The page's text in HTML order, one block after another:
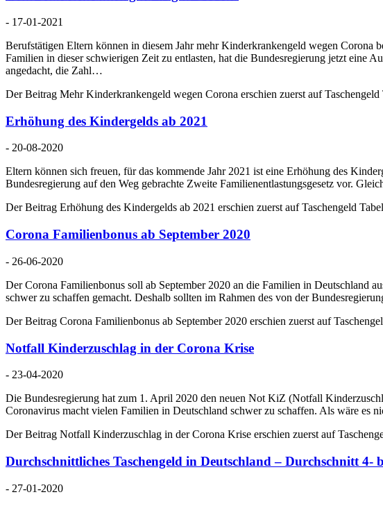
- 17-01-2021
Berufstätigen Eltern können in diesem Jahr mehr Kinderkrankengeld wegen
Familien in dieser schwierigen Zeit zu entlasten, hat die Bundesregierung jetzt eine
angedacht, die Zahl…
Der Beitrag Mehr Kinderkrankengeld wegen Corona erschien zuerst auf Taschengeld
Erhöhung des Kindergelds ab 2021
- 20-08-2020
Eltern können sich freuen, für das kommende Jahr 2021 ist eine Erhöhung des
Bundesregierung auf den Weg gebrachte Zweite Familienentlastungsgesetz vor.
Der Beitrag Erhöhung des Kindergelds ab 2021 erschien zuerst auf Taschengeld
Corona Familienbonus ab September 2020
- 26-06-2020
Der Corona Familienbonus soll ab September 2020 an die Familien in Deutschland
schwer zu schaffen gemacht. Deshalb sollten im Rahmen des von der
Der Beitrag Corona Familienbonus ab September 2020 erschien zuerst auf
Notfall Kinderzuschlag in der Corona Krise
- 23-04-2020
Die Bundesregierung hat zum 1. April 2020 den neuen Not KiZ (Notfall
Coronavirus macht vielen Familien in Deutschland schwer zu schaffen. Als wäre
Der Beitrag Notfall Kinderzuschlag in der Corona Krise erschien zuerst auf
Durchschnittliches Taschengeld in Deutschland – Durchschnitt 4-
- 27-01-2020